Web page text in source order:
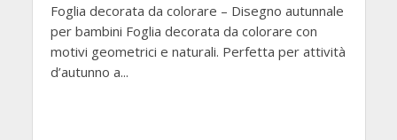
Foglia decorata da colorare – Disegno autunnale
per bambini Foglia decorata da colorare con
motivi geometrici e naturali. Perfetta per attività
d’autunno a...